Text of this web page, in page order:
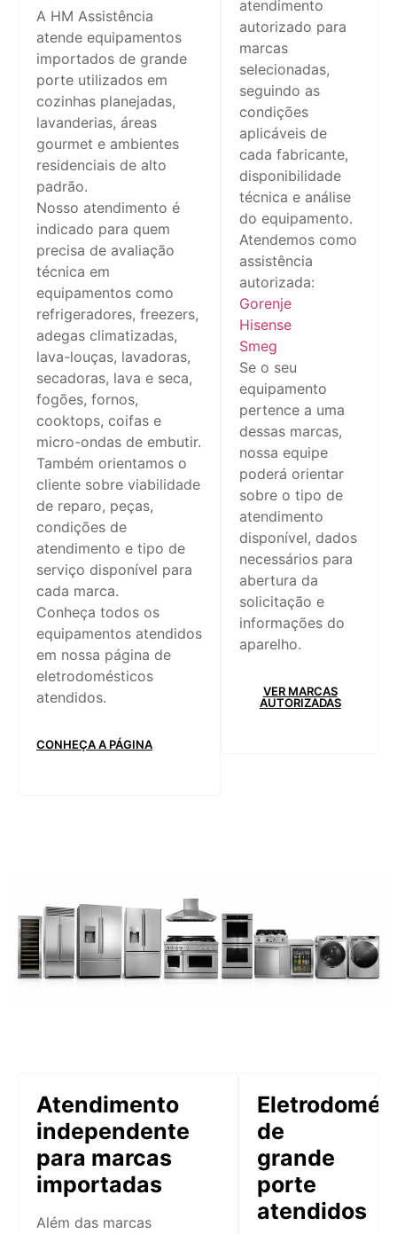
A HM Assistência
atende equipamentos
importados de grande
porte utilizados em
cozinhas planejadas,
lavanderias, áreas
gourmet e ambientes
residenciais de alto
padrão.
Nosso atendimento é
indicado para quem
precisa de avaliação
técnica em
equipamentos como
refrigeradores, freezers,
adegas climatizadas,
lava-louças, lavadoras,
secadoras, lava e seca,
fogões, fornos,
cooktops, coifas e
micro-ondas de embutir.
Também orientamos o
cliente sobre viabilidade
de reparo, peças,
condições de
atendimento e tipo de
serviço disponível para
cada marca.
Conheça todos os
equipamentos atendidos
em nossa página de
eletrodomésticos
atendidos.
CONHEÇA A PÁGINA
atendimento
autorizado para
marcas
selecionadas,
seguindo as
condições
aplicáveis de
cada fabricante,
disponibilidade
técnica e análise
do equipamento.
Atendemos como
assistência
autorizada:
Gorenje
Hisense
Smeg
Se o seu
equipamento
pertence a uma
dessas marcas,
nossa equipe
poderá orientar
sobre o tipo de
atendimento
disponível, dados
necessários para
abertura da
solicitação e
informações do
aparelho.
VER MARCAS
AUTORIZADAS
Atendimento
independente
para marcas
importadas
Além das marcas
de
grande
porte
atendidos